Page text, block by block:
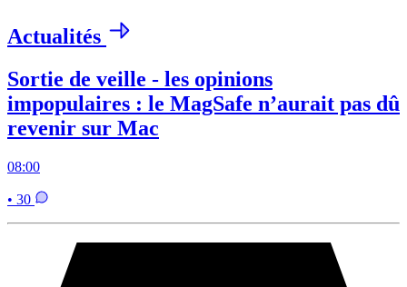
Actualités
Sortie de veille - les opinions
impopulaires : le MagSafe n’aurait pas dû
revenir sur Mac
08:00
• 30